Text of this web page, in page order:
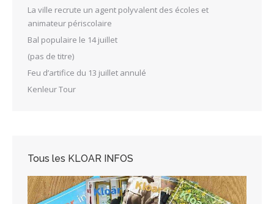
La ville recrute un agent polyvalent des écoles et
animateur périscolaire
Bal populaire le 14 juillet
(pas de titre)
Feu d’artifice du 13 juillet annulé
Kenleur Tour
Tous les KLOAR INFOS